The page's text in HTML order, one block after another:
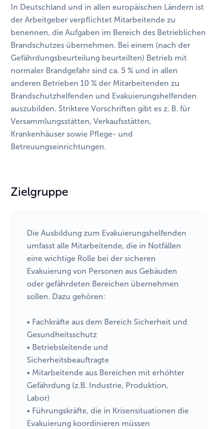
In Deutschland und in allen europäischen Ländern ist
der Arbeitgeber verpflichtet Mitarbeitende zu
benennen, die Aufgaben im Bereich des Betrieblichen
Brandschutzes übernehmen. Bei einem (nach der
Gefährdungsbeurteilung beurteilten) Betrieb mit
normaler Brandgefahr sind ca. 5 % und in allen
anderen Betrieben 10 % der Mitarbeitenden zu
Brandschutzhelfenden und Evakuierungshelfenden
auszubilden. Striktere Vorschriften gibt es z. B. für
Versammlungsstätten, Verkaufsstätten,
Krankenhäuser sowie Pflege- und
Betreuungseinrichtungen.
Zielgruppe
Die Ausbildung zum Evakuierungshelfenden
umfasst alle Mitarbeitende, die in Notfällen
eine wichtige Rolle bei der sicheren
Evakuierung von Personen aus Gebäuden
oder gefährdeten Bereichen übernehmen
sollen. Dazu gehören:
• Fachkräfte aus dem Bereich Sicherheit und
Gesundheitsschutz
• Betriebsleitende und
Sicherheitsbeauftragte
• Mitarbeitende aus Bereichen mit erhöhter
Gefährdung (z.B. Industrie, Produktion,
Labor)
• Führungskräfte, die in Krisensituationen die
Evakuierung koordinieren müssen